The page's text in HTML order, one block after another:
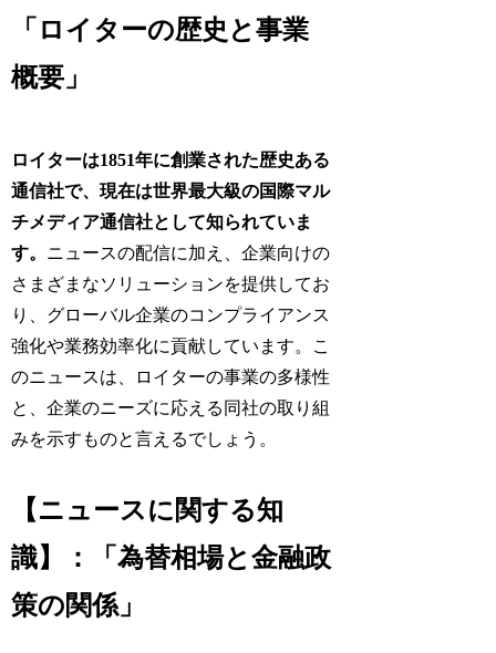
「ロイターの歴史と事業
概要」
ロイターは1851年に創業された歴史ある
通信社で、現在は世界最大級の国際マル
チメディア通信社として知られていま
す。 ニュースの配信に加え、企業向けの
さまざまなソリューションを提供してお
り、グローバル企業のコンプライアンス
強化や業務効率化に貢献しています。こ
のニュースは、ロイターの事業の多様性
と、企業のニーズに応える同社の取り組
みを示すものと言えるでしょう。
【ニュースに関する知
識】：「為替相場と金融政
策の関係」